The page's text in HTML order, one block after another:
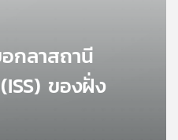
กลาสถานี
ของฝั่ง